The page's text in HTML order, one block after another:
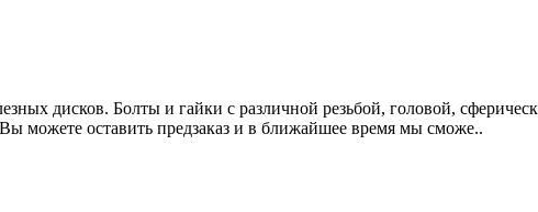
дисков. Болты и гайки с различной резьбой, головой,
можете оставить предзаказ и в ближайшее время мы сможе..